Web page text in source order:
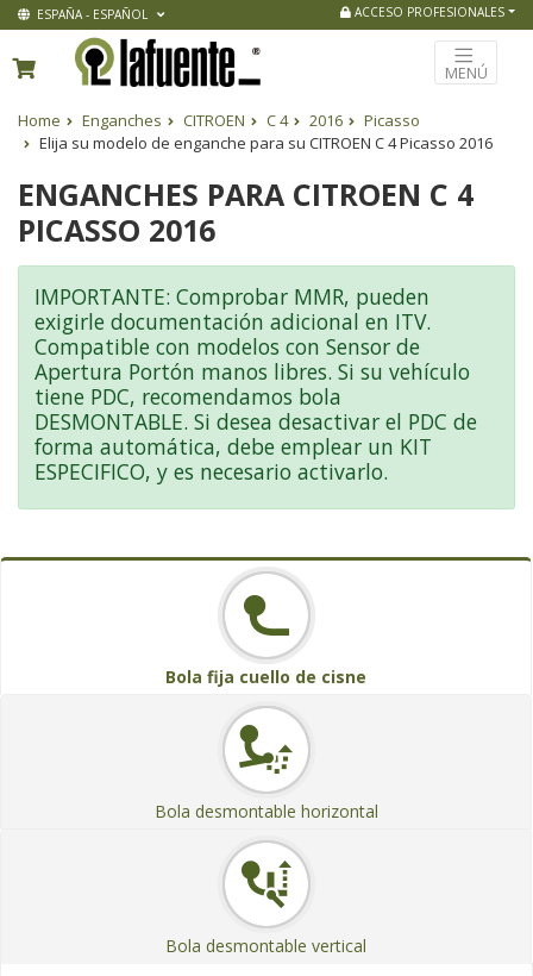
ESPAÑA - ESPAÑOL ACCESO PROFESIONALES
MENÚ
Home Enganches CITROEN C 4 2016
Picasso
Elija su modelo de enganche para su CITROEN C 4 Picasso 2016
ENGANCHES PARA CITROEN C 4
PICASSO 2016
IMPORTANTE: Comprobar MMR, pueden
exigirle documentación adicional en ITV.
Compatible con modelos con Sensor de
Apertura Portón manos libres. Si su vehículo
tiene PDC, recomendamos bola
DESMONTABLE. Si desea desactivar el PDC de
forma automática, debe emplear un KIT
ESPECIFICO, y es necesario activarlo.
Bola fija cuello de cisne
Bola desmontable horizontal
Bola desmontable vertical